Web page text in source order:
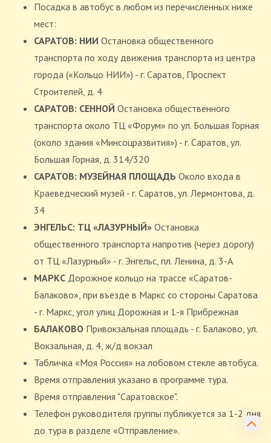
Посадка в автобус в любом из перечисленных ниже
мест:
САРАТОВ: НИИ Остановка общественного
транспорта по ходу движения транспорта из центра
города («Кольцо НИИ») - г. Саратов, Проспект
Строителей, д. 4
САРАТОВ: СЕННОЙ Остановка общественного
транспорта около ТЦ «Форум» по ул. Большая Горная
(около здания «Минсоцразвития») - г. Саратов, ул.
Большая Горная, д. 314/320
САРАТОВ: МУЗЕЙНАЯ ПЛОЩАДЬ Около входа в
Краеведческий музей - г. Саратов, ул. Лермонтова, д.
34
ЭНГЕЛЬС: ТЦ «ЛАЗУРНЫЙ» Остановка
общественного транспорта напротив (через дорогу)
от ТЦ «Лазурный» - г. Энгельс, пл. Ленина, д. 3-А
МАРКС Дорожное кольцо на трассе «Саратов-
Балаково», при въезде в Маркс со стороны Саратова
- г. Маркс, угол улиц Дорожная и 1-я Прибрежная
БАЛАКОВО Привокзальная площадь - г. Балаково, ул.
Вокзальная, д. 4, ж/д вокзал
Табличка «Моя Россия» на лобовом стекле автобуса.
Время отправления указано в программе тура.
Время отправления "Саратовское".
Телефон руководителя группы публикуется за 1-2 дня
до тура в разделе «Отправление».